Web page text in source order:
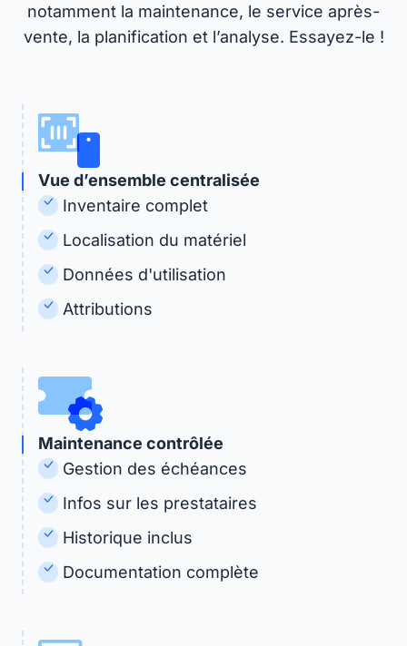
notamment la maintenance, le service après-
vente, la planification et l’analyse. Essayez-le !
Vue d’ensemble centralisée
Inventaire complet
Localisation du matériel
Données d'utilisation
Attributions
Maintenance contrôlée
Gestion des échéances
Infos sur les prestataires
Historique inclus
Documentation complète